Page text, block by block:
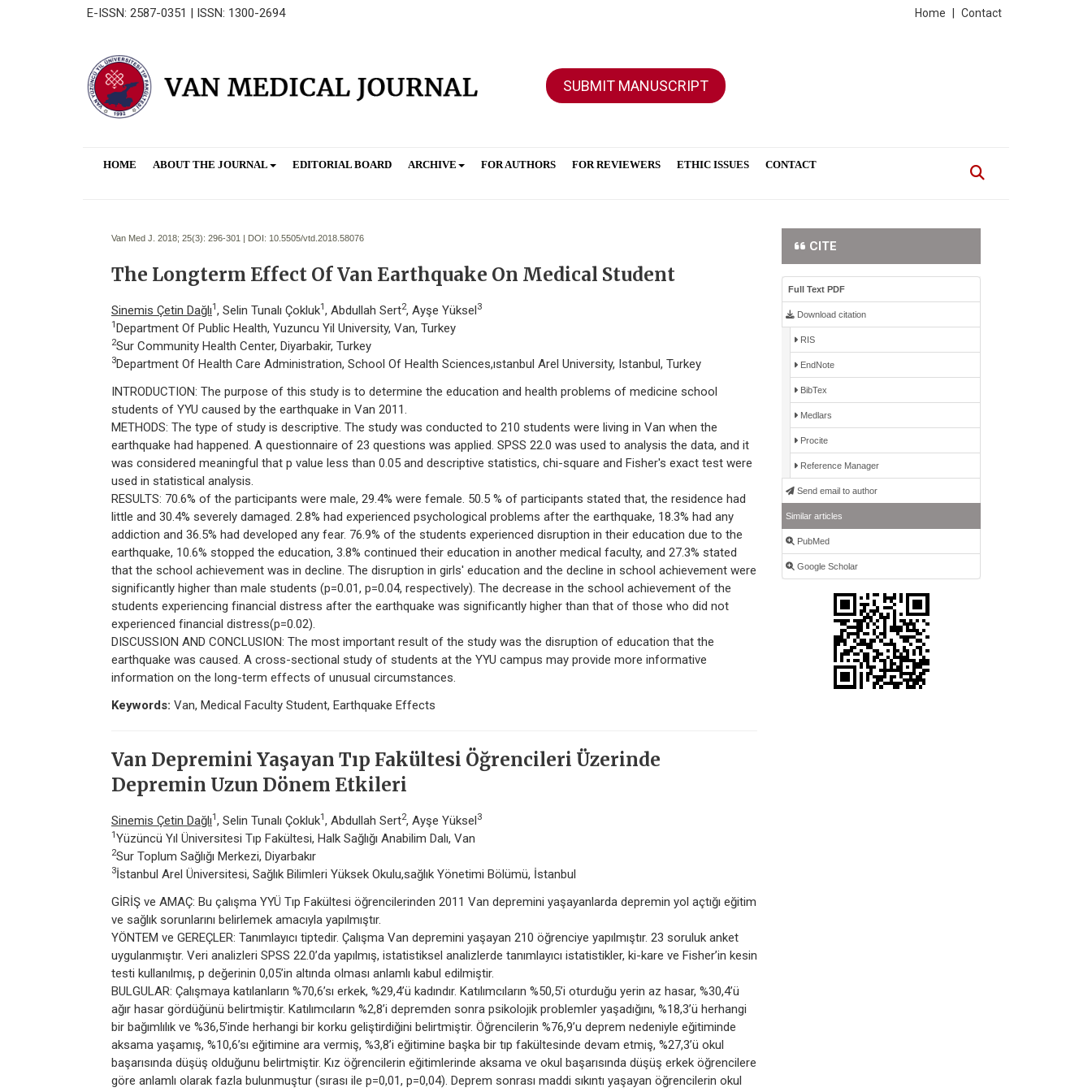
E-ISSN: 2587-0351 | ISSN: 1300-2694 Contact
Home
SUBMIT MANUSCRIPT
HOME ABOUT THE JOURNAL EDITORIAL BOARD ARCHIVE FOR AUTHORS FOR REVIEWERS ETHIC ISSUES CONTACT
Van Med J. 2018; 25(3): 296-301 | DOI: 10.5505/vtd.2018.58076
The Longterm Effect Of Van Earthquake On Medical Student
Sinemis Çetin Dağlı1 , Selin Tunalı Çokluk1 , Abdullah Sert2, Ayşe Yüksel3
1 Department Of Public Health, Yuzuncu Yil University, Van, Turkey
2Sur Community Health Center, Diyarbakir, Turkey
3Department Of Health Care Administration, School Of Health Sciences,ıstanbul Arel University, Istanbul, Turkey
INTRODUCTION: The purpose of this study is to determine the education and health problems of medicine school
students of YYU caused by the earthquake in Van 2011.
METHODS: The type of study is descriptive. The study was conducted to 210 students were living in Van when the
earthquake had happened. A questionnaire of 23 questions was applied. SPSS 22.0 was used to analysis the data, and it
was considered meaningful that p value less than 0.05 and descriptive statistics, chi-square and Fisher's exact test were
used in statistical analysis.
RESULTS: 70.6% of the participants were male, 29.4% were female. 50.5 % of participants stated that, the residence had
little and 30.4% severely damaged. 2.8% had experienced psychological problems after the earthquake, 18.3% had any
addiction and 36.5% had developed any fear. 76.9% of the students experienced disruption in their education due to the
earthquake, 10.6% stopped the education, 3.8% continued their education in another medical faculty, and 27.3% stated
that the school achievement was in decline. The disruption in girls' education and the decline in school achievement were
significantly higher than male students (p=0.01, p=0.04, respectively). The decrease in the school achievement of the
students experiencing financial distress after the earthquake was significantly higher than that of those who did not
experienced financial distress(p=0.02).
DISCUSSION AND CONCLUSION: The most important result of the study was the disruption of education that the
earthquake was caused. A cross-sectional study of students at the YYU campus may provide more informative
information on the long-term effects of unusual circumstances.
Keywords: Van, Medical Faculty Student, Earthquake Effects
Van Depremini Yaşayan Tıp Fakültesi Öğrencileri Üzerinde
Depremin Uzun Dönem Etkileri
Sinemis Çetin Dağlı1 , Selin Tunalı Çokluk1 , Abdullah Sert2, Ayşe Yüksel3
1 Yüzüncü Yıl Üniversitesi Tıp Fakültesi, Halk Sağlığı Anabilim Dalı, Van
2Sur Toplum Sağlığı Merkezi, Diyarbakır
3İstanbul Arel Üniversitesi, Sağlık Bilimleri Yüksek Okulu,sağlık Yönetimi Bölümü, İstanbul
GİRİŞ ve AMAÇ: Bu çalışma YYÜ Tıp Fakültesi öğrencilerinden 2011 Van depremini yaşayanlarda depremin yol açtığı eğitim
ve sağlık sorunlarını belirlemek amacıyla yapılmıştır.
YÖNTEM ve GEREÇLER: Tanımlayıcı tiptedir. Çalışma Van depremini yaşayan 210 öğrenciye yapılmıştır. 23 soruluk anket
uygulanmıştır. Veri analizleri SPSS 22.0’da yapılmış, istatistiksel analizlerde tanımlayıcı istatistikler, ki-kare ve Fisher’in kesin
testi kullanılmış, p değerinin 0,05’in altında olması anlamlı kabul edilmiştir.
BULGULAR: Çalışmaya katılanların %70,6’sı erkek, %29,4’ü kadındır. Katılımcıların %50,5’i oturduğu yerin az hasar, %30,4’ü
ağır hasar gördüğünü belirtmiştir. Katılımcıların %2,8’i depremden sonra psikolojik problemler yaşadığını, %18,3’ü herhangi
bir bağımlılık ve %36,5’inde herhangi bir korku geliştirdiğini belirtmiştir. Öğrencilerin %76,9’u deprem nedeniyle eğitiminde
aksama yaşamış, %10,6’sı eğitimine ara vermiş, %3,8’i eğitimine başka bir tıp fakültesinde devam etmiş, %27,3’ü okul
başarısında düşüş olduğunu belirtmiştir. Kız öğrencilerin eğitimlerinde aksama ve okul başarısında düşüş erkek öğrencilere
göre anlamlı olarak fazla bulunmuştur (sırası ile p=0,01, p=0,04). Deprem sonrası maddi sıkıntı yaşayan öğrencilerin okul
CITE
Full Text PDF
Download citation
RIS
EndNote
BibTex
Medlars
Procite
Reference Manager
Send email to author
Similar articles
PubMed
Google Scholar